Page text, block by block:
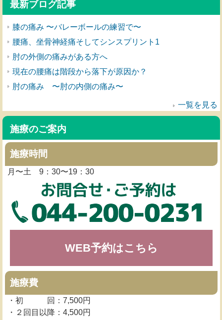
最新ブログ記事
膝の痛み 〜バレーボールの練習で〜
腰痛、坐骨神経痛そしてシンスプリント1
肘の外側の痛みがある方へ
現在の腰痛は階段から落下が原因か？
肘の痛み 〜肘の内側の痛み〜
一覧を見る
施療のご案内
施療時間
月〜土 9：30〜19：30
WEB予約はこちら
施療費
・初 回：7,500円
・２回目以降：4,500円